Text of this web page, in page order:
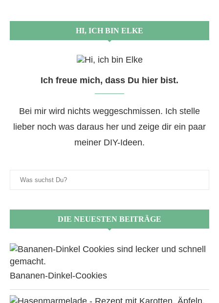
HI, ICH BIN ELKE
Ich freue mich, dass Du hier bist.
Bei mir wird nichts weggeschmissen. Ich stelle
lieber noch was daraus her und zeige dir ein paar
meiner DIY-Ideen.
DIE NEUESTEN BEITRÄGE
Bananen-Dinkel-Cookies